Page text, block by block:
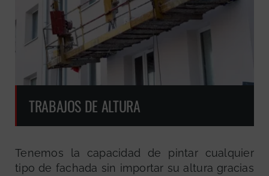
TRABAJOS DE ALTURA
Tenemos la capacidad de pintar cualquier
tipo de fachada sin importar su altura gracias
GRATUITA